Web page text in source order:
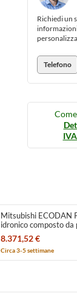
Richiedi un
Telefono
Mitsubishi ECODAN
idronico composto da
Inverter ECODAN
WZ115VAA-
8.371,52 €
Circa 3-5 settimane